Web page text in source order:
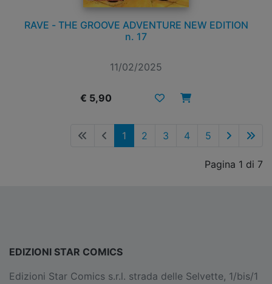
RAVE - THE GROOVE ADVENTURE NEW EDITION
n. 17
11/02/2025
€ 5,90
1 2 3 4 5
Pagina 1 di 7
EDIZIONI STAR COMICS
Edizioni Star Comics s.r.l. strada delle Selvette, 1/bis/1